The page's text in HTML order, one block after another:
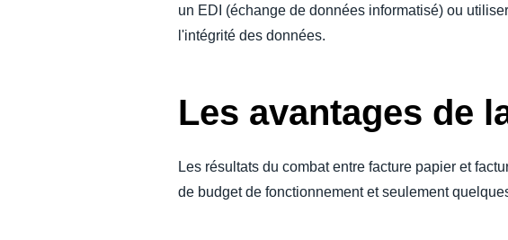
un EDI (échange de données informatisé) ou
l'intégrité des données.
Les avantages de
Les résultats du combat entre facture papier et
de budget de fonctionnement et seulement